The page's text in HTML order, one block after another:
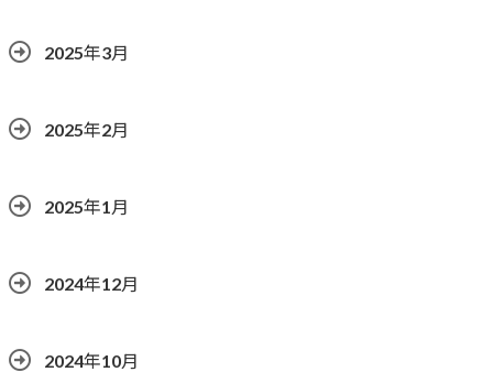
2025年3月
2025年2月
2025年1月
2024年12月
2024年10月